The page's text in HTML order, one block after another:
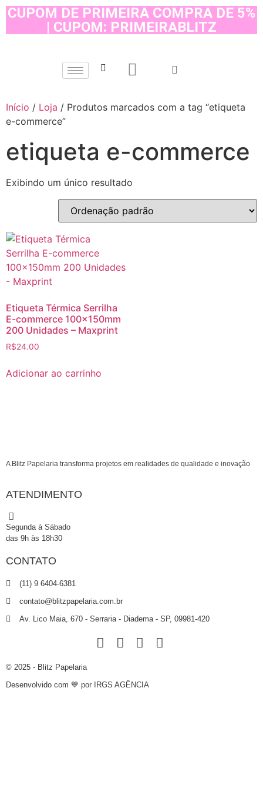
CUPOM DE PRIMEIRA COMPRA DE 5%
| CUPOM: PRIMEIRABLITZ
Início / Loja / Produtos marcados com a tag “etiqueta
e-commerce”
etiqueta e-commerce
Exibindo um único resultado
Etiqueta Térmica Serrilha
E-commerce 100x150mm
200 Unidades – Maxprint
R$24.00
Adicionar ao carrinho
A Blitz Papelaria transforma projetos em realidades de qualidade e inovação
ATENDIMENTO
Segunda à Sábado
das 9h às 18h30
CONTATO
(11) 9 6404-6381
contato@blitzpapelaria.com.br
Av. Lico Maia, 670 - Serraria - Diadema - SP, 09981-420
© 2025 - Blitz Papelaria
Desenvolvido com 💙 por IRGS AGÊNCIA